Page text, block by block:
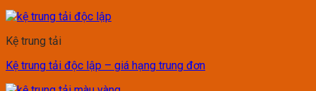
Kệ trung tải
Kệ trung tải độc lập – giá hạng trung đơn